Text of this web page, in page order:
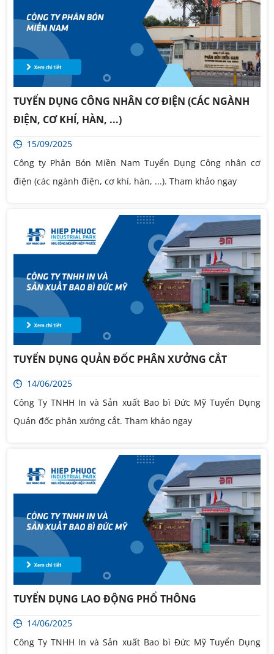
TUYỂN DỤNG CÔNG NHÂN CƠ ĐIỆN (CÁC NGÀNH
ĐIỆN, CƠ KHÍ, HÀN, ...)
15/09/2025
Công ty Phân Bón Miền Nam Tuyển Dụng Công nhân cơ
điện (các ngành điện, cơ khí, hàn, ...). Tham khảo ngay
TUYỂN DỤNG QUẢN ĐỐC PHÂN XƯỞNG CẮT
14/06/2025
Công Ty TNHH In và Sản xuất Bao bì Đức Mỹ Tuyển Dụng
Quản đốc phân xưởng cắt. Tham khảo ngay
TUYỂN DỤNG LAO ĐỘNG PHỔ THÔNG
14/06/2025
Công Ty TNHH In và Sản xuất Bao bì Đức Mỹ Tuyển Dụng